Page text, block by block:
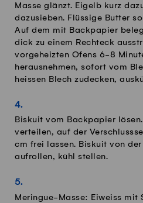
Masse glänzt. Eigelb kurz
dazusieben. Flüssige Butter
Auf dem mit Backpapier
dick zu einem Rechteck
vorgeheizten Ofens 6-8
herausnehmen, sofort vom
heissen Blech zudecken,
Biskuit vom Backpapier
verteilen, auf der
cm frei lassen. Biskuit von
aufrollen, kühl stellen.
Meringue-Masse: Eiweiss mit